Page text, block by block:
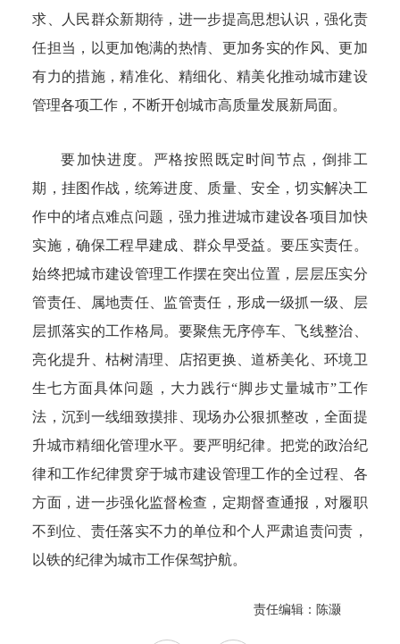
求、人民群众新期待，进一步提高思想认识，强化责
任担当，以更加饱满的热情、更加务实的作风、更加
有力的措施，精准化、精细化、精美化推动城市建设
管理各项工作，不断开创城市高质量发展新局面。
要加快进度。严格按照既定时间节点，倒排工
期，挂图作战，统筹进度、质量、安全，切实解决工
作中的堵点难点问题，强力推进城市建设各项目加快
实施，确保工程早建成、群众早受益。要压实责任。
始终把城市建设管理工作摆在突出位置，层层压实分
管责任、属地责任、监管责任，形成一级抓一级、层
层抓落实的工作格局。要聚焦无序停车、飞线整治、
亮化提升、枯树清理、店招更换、道桥美化、环境卫
生七方面具体问题，大力践行“脚步丈量城市”工作
法，沉到一线细致摸排、现场办公狠抓整改，全面提
升城市精细化管理水平。要严明纪律。把党的政治纪
律和工作纪律贯穿于城市建设管理工作的全过程、各
方面，进一步强化监督检查，定期督查通报，对履职
不到位、责任落实不力的单位和个人严肃追责问责，
以铁的纪律为城市工作保驾护航。
责任编辑：陈灏